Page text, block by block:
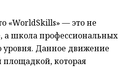
«WorldSkills» — это не
а школа профессиональных
уровня. Данное движение
площадкой, которая